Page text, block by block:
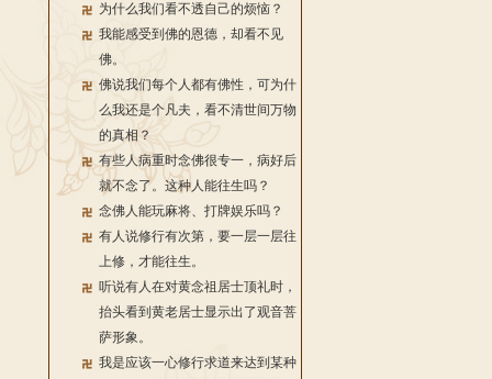
为什么我们看不透自己的烦恼？
我能感受到佛的恩德，却看不见
佛。
佛说我们每个人都有佛性，可为什
么我还是个凡夫，看不清世间万物
的真相？
有些人病重时念佛很专一，病好后
就不念了。这种人能往生吗？
念佛人能玩麻将、打牌娱乐吗？
有人说修行有次第，要一层一层往
上修，才能往生。
听说有人在对黄念祖居士顶礼时，
抬头看到黄老居士显示出了观音菩
萨形象。
我是应该一心修行求道来达到某种